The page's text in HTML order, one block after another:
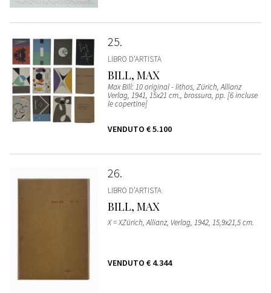
25
LIBRO D’ARTISTA
BILL, MAX
Max Bill: 10 original - lithos, Zürich, Allianz
Verlag, 1941, 15x21 cm., brossura, pp. [6 incluse
le copertine]
VENDUTO € 5.100
26
LIBRO D’ARTISTA
BILL, MAX
X = XZürich, Allianz, Verlag, 1942, 15,9x21,5 cm.
VENDUTO € 4.344